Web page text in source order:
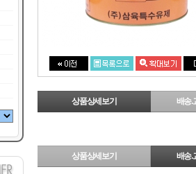
상품상세보기 배송.
상품상세보기 배송.